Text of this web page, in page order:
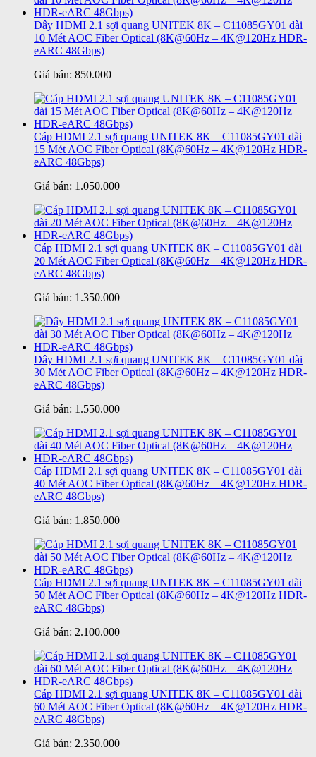
Dây HDMI 2.1 sợi quang UNITEK 8K – C11085GY01 dài
10 Mét AOC Fiber Optical (8K@60Hz – 4K@120Hz HDR-
eARC 48Gbps)
Giá bán: 850.000
Cáp HDMI 2.1 sợi quang UNITEK 8K – C11085GY01 dài
15 Mét AOC Fiber Optical (8K@60Hz – 4K@120Hz HDR-
eARC 48Gbps)
Giá bán: 1.050.000
Cáp HDMI 2.1 sợi quang UNITEK 8K – C11085GY01 dài
20 Mét AOC Fiber Optical (8K@60Hz – 4K@120Hz HDR-
eARC 48Gbps)
Giá bán: 1.350.000
Dây HDMI 2.1 sợi quang UNITEK 8K – C11085GY01 dài
30 Mét AOC Fiber Optical (8K@60Hz – 4K@120Hz HDR-
eARC 48Gbps)
Giá bán: 1.550.000
Cáp HDMI 2.1 sợi quang UNITEK 8K – C11085GY01 dài
40 Mét AOC Fiber Optical (8K@60Hz – 4K@120Hz HDR-
eARC 48Gbps)
Giá bán: 1.850.000
Cáp HDMI 2.1 sợi quang UNITEK 8K – C11085GY01 dài
50 Mét AOC Fiber Optical (8K@60Hz – 4K@120Hz HDR-
eARC 48Gbps)
Giá bán: 2.100.000
Cáp HDMI 2.1 sợi quang UNITEK 8K – C11085GY01 dài
60 Mét AOC Fiber Optical (8K@60Hz – 4K@120Hz HDR-
eARC 48Gbps)
Giá bán: 2.350.000